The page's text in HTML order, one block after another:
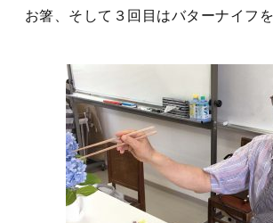
お箸、そして３回目はバターナイフを